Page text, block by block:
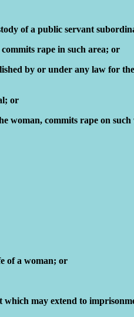
of a public servant
rape in such area; or
by or under any law for
or
woman, commits rape on
of a woman; or
may extend to